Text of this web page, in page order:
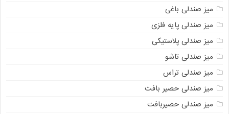
میز صندلی باغی
میز صندلی پایه فلزی
میز صندلی پلاستیکی
میز صندلی تاشو
میز صندلی تراس
میز صندلی حصیر بافت
میز صندلی حصیربافت